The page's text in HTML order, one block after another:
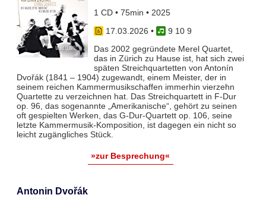
1 CD • 75min • 2025
17.03.2026 •
9 10 9
Das 2002 gegründete Merel Quartet,
das in Zürich zu Hause ist, hat sich zwei
späten Streichquartetten von Antonín
Dvořák (1841 – 1904) zugewandt, einem Meister, der in
seinem reichen Kammermusikschaffen immerhin vierzehn
Quartette zu verzeichnen hat. Das Streichquartett in F-Dur
op. 96, das sogenannte „Amerikanische“, gehört zu seinen
oft gespielten Werken, das G-Dur-Quartett op. 106, seine
letzte Kammermusik-Komposition, ist dagegen ein nicht so
leicht zugängliches Stück.
»zur Besprechung«
Antonin Dvořák